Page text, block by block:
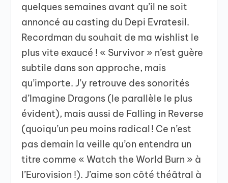
quelques semaines avant qu’il ne soit
annoncé au casting du Depi Evratesil.
Recordman du souhait de ma wishlist le
plus vite exaucé ! « Survivor » n’est guère
subtile dans son approche, mais
qu’importe. J’y retrouve des sonorités
d’Imagine Dragons (le parallèle le plus
évident), mais aussi de Falling in Reverse
(quoiqu’un peu moins radical ! Ce n’est
pas demain la veille qu’on entendra un
titre comme « Watch the World Burn » à
l’Eurovision !). J’aime son côté théâtral à